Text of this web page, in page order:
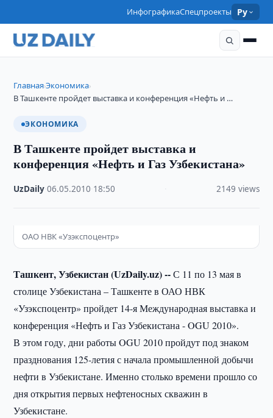
ИнфографикаСпецпроекты Ру
Главная›Экономика›
В Ташкенте пройдет выставка и конференция «Нефть и …
ЭКОНОМИКА
В Ташкенте пройдет выставка и
конференция «Нефть и Газ Узбекистана»
UzDaily ·06.05.2010 18:50 2149 views
ОАО НВК «Узэкспоцентр»
Ташкент, Узбекистан (UzDaily.uz) --С 11 по 13 мая в
столице Узбекистана – Ташкенте в ОАО НВК
«Узэкспоцентр» пройдет 14-я Международная выставка и
конференция «Нефть и Газ Узбекистана - OGU 2010».
В этом году, дни работы OGU 2010 пройдут под знаком
празднования 125-летия с начала промышленной добычи
нефти в Узбекистане. Именно столько времени прошло со
дня открытия первых нефтеносных скважин в
Узбекистане.